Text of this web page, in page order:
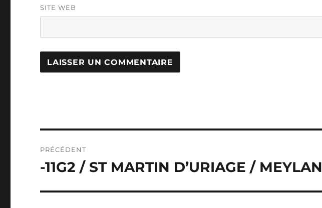
SITE WEB
de
PRÉCÉDENT
Publication
-11G2 / ST MARTIN D’URIAGE / MEYLAN